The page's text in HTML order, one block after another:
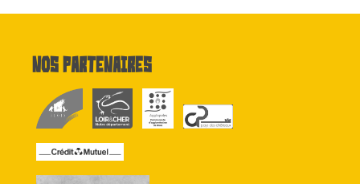
Nos partenaires